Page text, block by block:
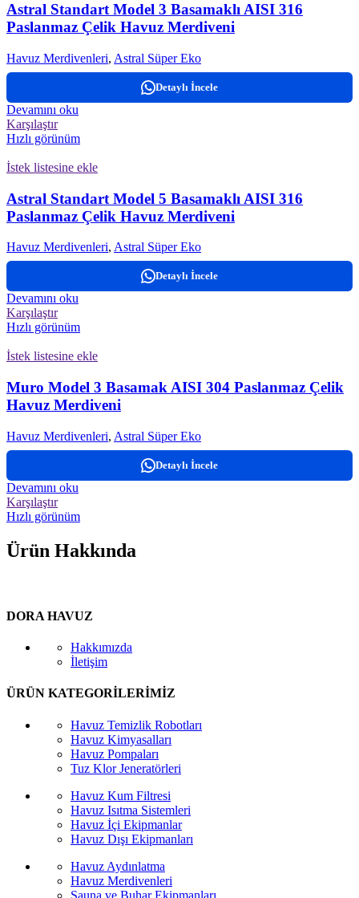
Astral Standart Model 3 Basamaklı AISI 316
Paslanmaz Çelik Havuz Merdiveni
Havuz Merdivenleri, Astral Süper Eko
Detaylı İncele
Devamını oku
Karşılaştır
Hızlı görünüm
İstek listesine ekle
Astral Standart Model 5 Basamaklı AISI 316
Paslanmaz Çelik Havuz Merdiveni
Havuz Merdivenleri, Astral Süper Eko
Detaylı İncele
Devamını oku
Karşılaştır
Hızlı görünüm
İstek listesine ekle
Muro Model 3 Basamak AISI 304 Paslanmaz Çelik
Havuz Merdiveni
Havuz Merdivenleri, Astral Süper Eko
Detaylı İncele
Devamını oku
Karşılaştır
Hızlı görünüm
Ürün Hakkında
DORA HAVUZ
Hakkımızda
İletişim
ÜRÜN KATEGORİLERİMİZ
Havuz Temizlik Robotları
Havuz Kimyasalları
Havuz Pompaları
Tuz Klor Jeneratörleri
Havuz Kum Filtresi
Havuz Isıtma Sistemleri
Havuz İçi Ekipmanlar
Havuz Dışı Ekipmanları
Havuz Aydınlatma
Havuz Merdivenleri
Sauna ve Buhar Ekipmanları